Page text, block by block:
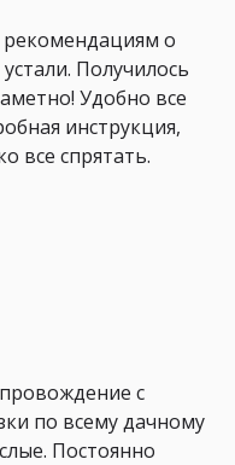
о
Получилось
Удобно все
инструкция,
все спрятать.
с
по всему дачному
Постоянно